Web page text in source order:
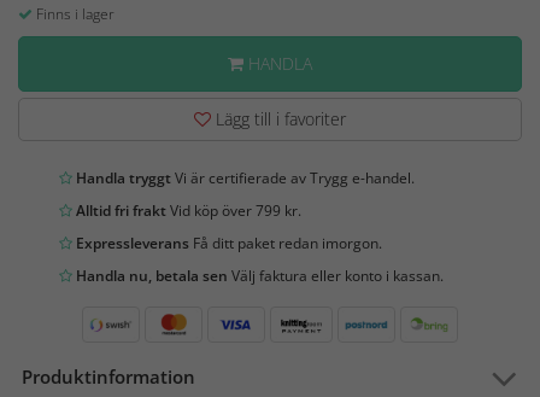
Finns i lager
HANDLA
Lägg till i favoriter
Handla tryggtVi är certifierade av Trygg e-handel.
Alltid fri fraktVid köp över 799 kr.
Expressleverans Få ditt paket redan imorgon.
Handla nu, betala sen Välj faktura eller konto i kassan.
Produktinformation